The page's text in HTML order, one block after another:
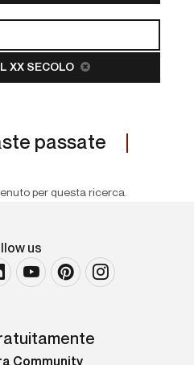
XX SECOLO
passate
per questa ricerca.
us
Community